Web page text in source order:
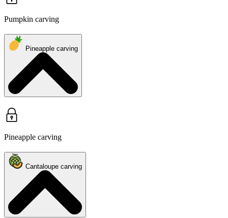
Pumpkin carving
Pineapple carving
Pineapple carving
Cantaloupe carving